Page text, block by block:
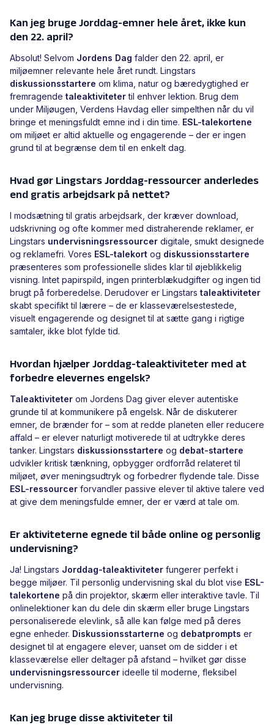
Kan jeg bruge Jorddag-emner hele året, ikke kun
den 22. april?
Absolut! Selvom Jordens Dag falder den 22. april, er
miljøemner relevante hele året rundt. Lingstars
diskussionsstartere om klima, natur og bæredygtighed er
fremragende taleaktivitetertil enhver lektion. Brug dem
under Miljøugen, Verdens Havdag eller simpelthen når du vil
bringe et meningsfuldt emne ind i din time. ESL-talekortene
om miljøet er altid aktuelle og engagerende – der er ingen
grund til at begrænse dem til en enkelt dag.
Hvad gør Lingstars Jorddag-ressourcer anderledes
end gratis arbejdsark på nettet?
I modsætning til gratis arbejdsark, der kræver download,
udskrivning og ofte kommer med distraherende reklamer, er
Lingstars undervisningsressourcer digitale, smukt designede
og reklamefri. Vores ESL-talekort og diskussionsstartere
præsenteres som professionelle slides klar til øjeblikkelig
visning. Intet papirspild, ingen printerblækudgifter og ingen tid
brugt på forberedelse. Derudover er Lingstars taleaktiviteter
skabt specifikt til lærere – de er klasseværelsestestede,
visuelt engagerende og designet til at sætte gang i rigtige
samtaler, ikke blot fylde tid.
Hvordan hjælper Jorddag-taleaktiviteter med at
forbedre elevernes engelsk?
Taleaktiviteter om Jordens Dag giver elever autentiske
grunde til at kommunikere på engelsk. Når de diskuterer
emner, de brænder for – som at redde planeten eller reducere
affald – er elever naturligt motiverede til at udtrykke deres
tanker. Lingstars diskussionsstartere og debat-startere
udvikler kritisk tænkning, opbygger ordforråd relateret til
miljøet, øver meningsudtryk og forbedrer flydende tale. Disse
ESL-ressourcer forvandler passive elever til aktive talere ved
at give dem meningsfulde emner, der er værd at tale om.
Er aktiviteterne egnede til både online og personlig
undervisning?
Ja! Lingstars Jorddag-taleaktiviteter fungerer perfekt i
begge miljøer. Til personlig undervisning skal du blot vise ESL-
talekortene på din projektor, skærm eller interaktive tavle. Til
onlinelektioner kan du dele din skærm eller bruge Lingstars
personaliserede elevlink, så alle kan følge med på deres
egne enheder. Diskussionsstarterne og debatprompts er
designet til at engagere elever, uanset om de sidder i et
klasseværelse eller deltager på afstand – hvilket gør disse
undervisningsressourcer ideelle til moderne, fleksibel
undervisning.
Kan jeg bruge disse aktiviteter til